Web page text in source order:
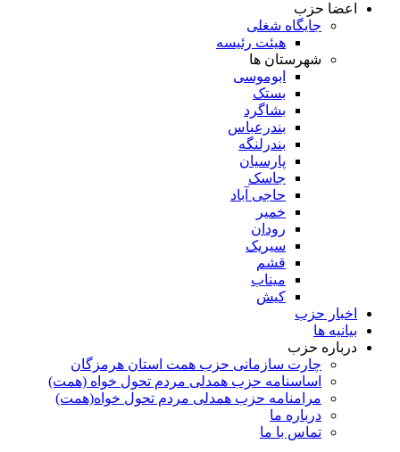
اعضا حزب
جایگاه شغلی
هیئت رئیسه
شهرستان ها
ابوموسی
بستک
بشاگرد
بندرعباس
بندرلنگه
پارسیان
جاسک
حاجی آباد
خمیر
رودان
سیریک
قشم
میناب
کیش
اخبار حزب
بیانیه ها
درباره حزب
چارت سازمانی حزب همت استان هرمزگان
اساسنامه حزب همدلی مردم تحول خواه (همت)
مرامنامه حزب همدلی مردم تحول خواه(همت)
درباره ما
تماس با ما